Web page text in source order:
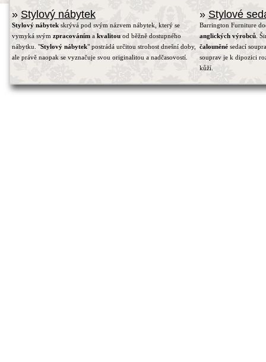
» Stylový nábytek
Stylový nábytek skrývá pod svým názvem nábytek, který se
vymyká svým zpracováním a kvalitou od běžně dostupného
nábytku. "Stylový nábytek" postrádá určitou strohost dnešní doby,
ale právě naopak se vyznačuje svou originalitou a nadčasovostí.
» Stylové
Barrington Furniture
anglických výrobců.
čalouněnésedací
souprav je k dipozici
kůží.